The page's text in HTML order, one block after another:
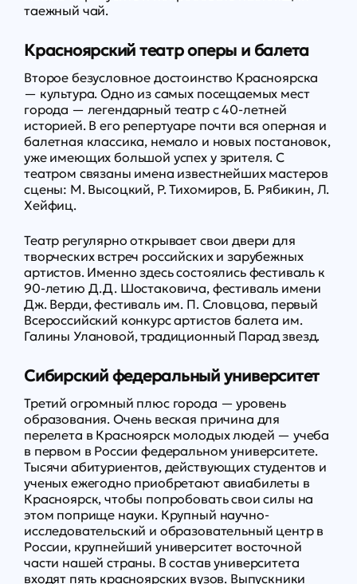
таежный чай.
Красноярский театр оперы и балета
Второе безусловное достоинство Красноярска
— культура. Одно из самых посещаемых мест
города — легендарный театр с 40-летней
историей. В его репертуаре почти вся оперная и
балетная классика, немало и новых постановок,
уже имеющих большой успех у зрителя. С
театром связаны имена известнейших мастеров
сцены: М. Высоцкий, Р. Тихомиров, Б. Рябикин, Л.
Хейфиц.
Театр регулярно открывает свои двери для
творческих встреч российских и зарубежных
артистов. Именно здесь состоялись фестиваль к
90-летию Д.Д. Шостаковича, фестиваль имени
Дж. Верди, фестиваль им. П. Словцова, первый
Всероссийский конкурс артистов балета им.
Галины Улановой, традиционный Парад звезд.
Сибирский федеральный университет
Третий огромный плюс города — уровень
образования. Очень веская причина для
перелета в Красноярск молодых людей — учеба
в первом в России федеральном университете.
Тысячи абитуриентов, действующих студентов и
ученых ежегодно приобретают авиабилеты в
Красноярск, чтобы попробовать свои силы на
этом поприще науки. Крупный научно-
исследовательский и образовательный центр в
России, крупнейший университет восточной
части нашей страны. В состав университета
входят пять красноярских вузов. Выпускники